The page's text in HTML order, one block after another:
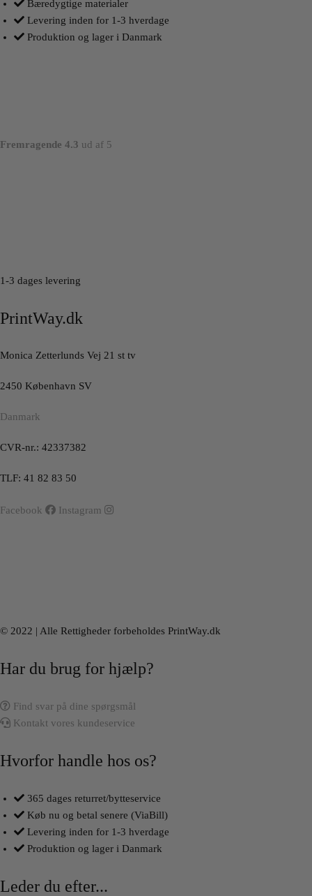
Bæredygtige materialer
Levering inden for 1-3 hverdage
Produktion og lager i Danmark
Fremragende 4.3 ud af 5
1-3 dages levering
PrintWay.dk
Monica Zetterlunds Vej 21 st tv
2450 København SV
Danmark
CVR-nr.: 42337382
TLF: 41 82 83 50
Facebook Instagram
© 2022 | Alle Rettigheder forbeholdes PrintWay.dk
Har du brug for hjælp?
Find svar på dine spørgsmål
Kontakt vores kundeservice
Hvorfor handle hos os?
365 dages returret/bytteservice
Køb nu og betal senere (ViaBill)
Levering inden for 1-3 hverdage
Produktion og lager i Danmark
Leder du efter...